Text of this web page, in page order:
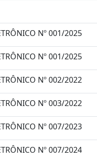
Nº 001/2025
Nº 001/2025
Nº 002/2022
Nº 003/2022
Nº 007/2023
Nº 007/2024